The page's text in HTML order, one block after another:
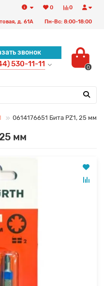
0
0
д. 61А Пн-Вс: 8:00-18:00
звонок
530-11-11 0
0614176651 Бита PZ1, 25 мм
мм